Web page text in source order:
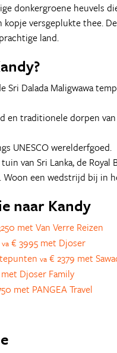
donkergroene heuvels
versgeplukte thee.
land.
Sri Dalada Maligwawa
en traditionele dorpen
UNESCO werelderfgoed.
van Sri Lanka, de Royal
een wedstrijd bij in
naar Kandy
met Van Verre Reizen
va € 3995 met Djoser
va € 2379 met
Djoser Family
met PANGEA Travel